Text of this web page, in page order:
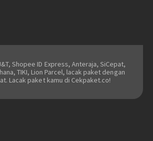
Shopee ID Express, Anteraja, SiCepat,
TIKI, Lion Parcel, lacak paket dengan
Lacak paket kamu di Cekpaket.co!